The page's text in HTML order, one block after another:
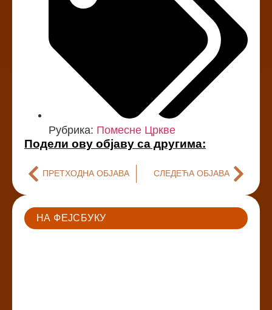
Рубрика: Помесне Цркве
Подели ову објаву са другима:
ПРЕТХОДНА ОБЈАВА СЛЕДЕЋА ОБЈАВА
НА ФЕЈСБУКУ